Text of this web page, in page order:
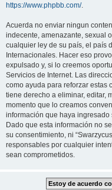
https://www.phpbb.com/.
Acuerda no enviar ningun
indecente, amenazante, sexual
cualquier ley de su país, el país
Internacionales. Hacer eso
expulsado y, si lo creemos
Servicios de Internet. Las
como ayuda para reforzar estas
tiene derecho a eliminar, editar,
momento que lo creamos
información que haya
Dado que esta información no
su consentimiento, ni
responsables por cualquier
sean comprometidos.